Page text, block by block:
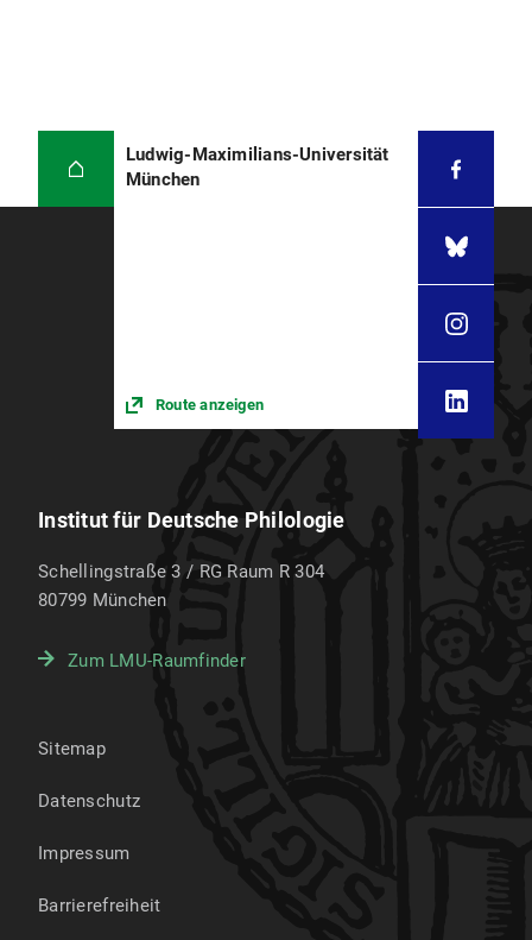
Ludwig-Maximilians-Universität
München
Route anzeigen
Institut für Deutsche Philologie
Schellingstraße 3 / RG Raum R 304
80799 München
Zum LMU-Raumfinder
Sitemap
Datenschutz
Impressum
Barrierefreiheit